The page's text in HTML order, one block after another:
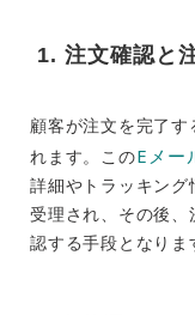
1. 注文確認と
顧客が注文を完了す
れます。このEメー
詳細やトラッキン
受理され、その後
認する手段となりま